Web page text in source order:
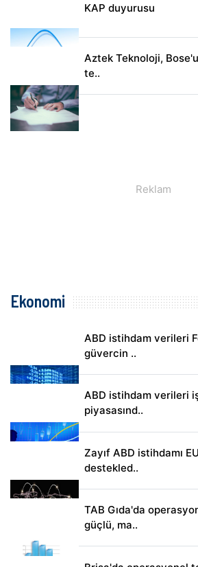
KAP duyurusu
Aztek Teknoloji,
te..
Ekonomi
ABD istihdam verileri
güvercin ..
ABD istihdam verileri
piyasasınd..
Zayıf ABD istihdamı
destekled..
TAB Gıda'da
güçlü, ma..